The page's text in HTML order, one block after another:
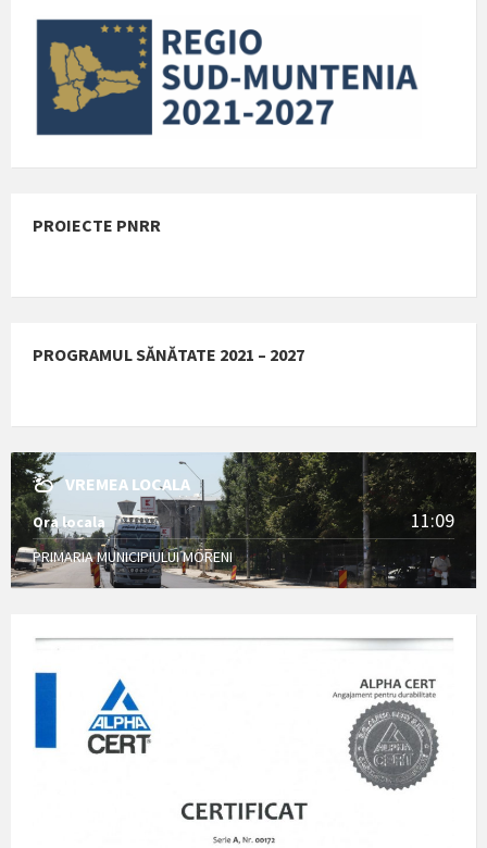
PROIECTE PNRR
PROGRAMUL SĂNĂTATE 2021 – 2027
VREMEA LOCALA
Ora locala 11:09
PRIMARIA MUNICIPIULUI MORENI